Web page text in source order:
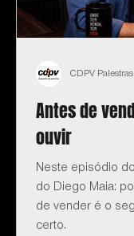
Antes de
ouvir
Neste episódio
do Diego Maia:
de vender é o
certo.
CDPV Palestras